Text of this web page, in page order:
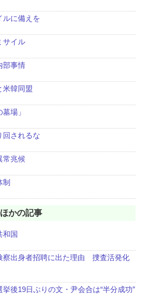
ルに備えを
サイル
部事情
米韓同盟
場」
回されるな
常兆候
かの記事
和国
察出身者招聘に出た理由 捜査活発化
挙後19日ぶりの文・尹会合は“半分成功”